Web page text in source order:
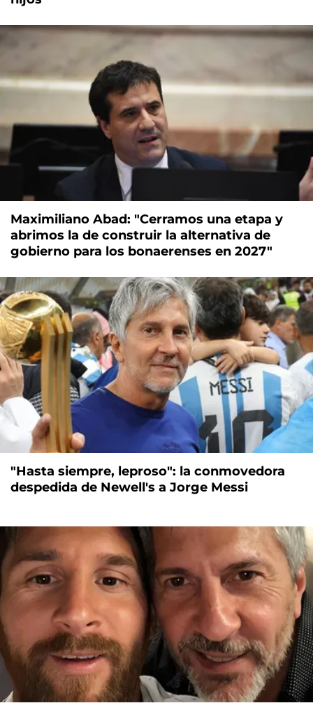
Maximiliano Abad: "Cerramos una etapa y
abrimos la de construir la alternativa de
gobierno para los bonaerenses en 2027"
"Hasta siempre, leproso": la conmovedora
despedida de Newell's a Jorge Messi